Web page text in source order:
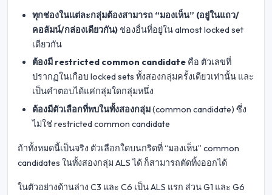
ทุกช่องในแต่ละกลุ่มต้องสามารถ “มองเห็น” (อยู่ในแถว/
คอลัมน์/กล่องเดียวกัน) ช่องอื่นที่อยู่ใน almost locked set
เดียวกัน
ต้องมี restricted common candidate คือ ตัวเลขที่
ปรากฏในเกือบ locked sets ทั้งสองกลุ่มครั้งเดียวเท่านั้น และ
เป็นคำตอบได้แค่กลุ่มใดกลุ่มหนึ่ง
ต้องมีตัวเลือกที่พบในทั้งสองกลุ่ม(common candidate) ซึ่ง
ไม่ใช่ restricted common candidate
ถ้าทั้งหมดนี้เป็นจริง ตัวเลือกใดบนกริดที่ “มองเห็น” common
candidates ในทั้งสองกลุ่ม ALS ได้ ก็สามารถตัดทิ้งออกได้
ในตัวอย่างด้านล่าง C3 และ C6 เป็น ALS แรก ส่วน G1 และ G6